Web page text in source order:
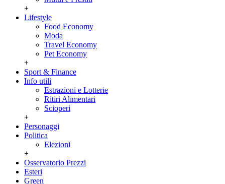
+
Lifestyle
Food Economy
Moda
Travel Economy
Pet Economy
+
Sport & Finance
Info utili
Estrazioni e Lotterie
Ritiri Alimentari
Scioperi
+
Personaggi
Politica
Elezioni
+
Osservatorio Prezzi
Esteri
Green